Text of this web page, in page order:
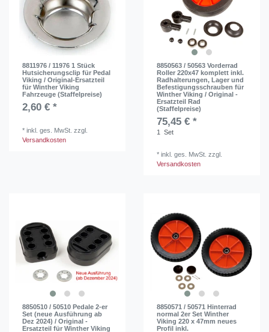
8811976 / 11976 1 Stück
Hutsicherungsclip für Pedal
Viking / Original-Ersatzteil
für Winther Viking
Fahrzeuge (Staffelpreise)
2,60 € *
*inkl. ges. MwSt. zzgl.
Versandkosten
8850563 / 50563 Vorderrad
Roller 220x47 komplett inkl.
Radhalterungen, Lager und
Befestigungsschrauben für
Winther Viking / Original -
Ersatzteil Rad
(Staffelpreise)
75,45 € *
1 Set
*inkl. ges. MwSt. zzgl.
Versandkosten
8850510 / 50510 Pedale 2-er
Set (neue Ausführung ab
Dez 2024) / Original -
Ersatzteil für Winther Viking
8850571 / 50571 Hinterrad
normal 2er Set Winther
Viking 220 x 47mm neues
Profil inkl.